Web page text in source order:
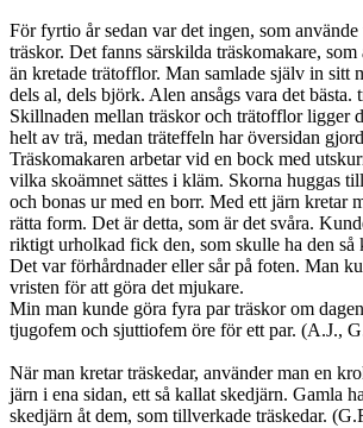
För fyrtio år sedan var det ingen, som
träskor. Det fanns särskilda träskomakare,
än kretade trätofflor. Man samlade själv in sitt
dels al, dels björk. Alen ansågs vara det bästa.
Skillnaden mellan träskor och trätofflor ligger
helt av trä, medan träteffeln har översidan
Träskomakaren arbetar vid en bock med
vilka skoämnet sättes i kläm. Skorna huggas
och bonas ur med en borr. Med ett järn kretar
rätta form. Det är detta, som är det svåra.
riktigt urholkad fick den, som skulle ha den så
Det var förhårdnader eller sår på foten. Man
vristen för att göra det mjukare.
Min man kunde göra fyra par träskor om
tjugofem och sjuttiofem öre för ett par. (A.J.,
När man kretar träskedar, använder man en
järn i ena sidan, ett så kallat skedjärn. Gamla
skedjärn åt dem, som tillverkade träskedar.